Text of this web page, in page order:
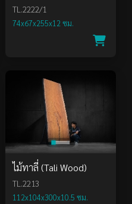
TL.2222/1
74x67x255x12 ซม.
ไม้ทาลี่ (Tali Wood)
TL.2213
112x104x300x10.5 ซม.